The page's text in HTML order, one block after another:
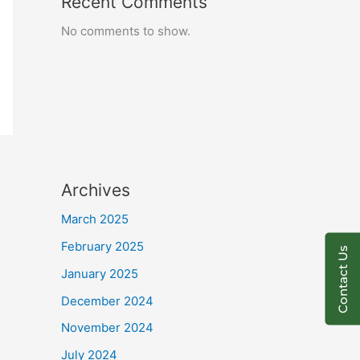
Contact Us
No comments to show.
Archives
March 2025
February 2025
January 2025
December 2024
November 2024
July 2024